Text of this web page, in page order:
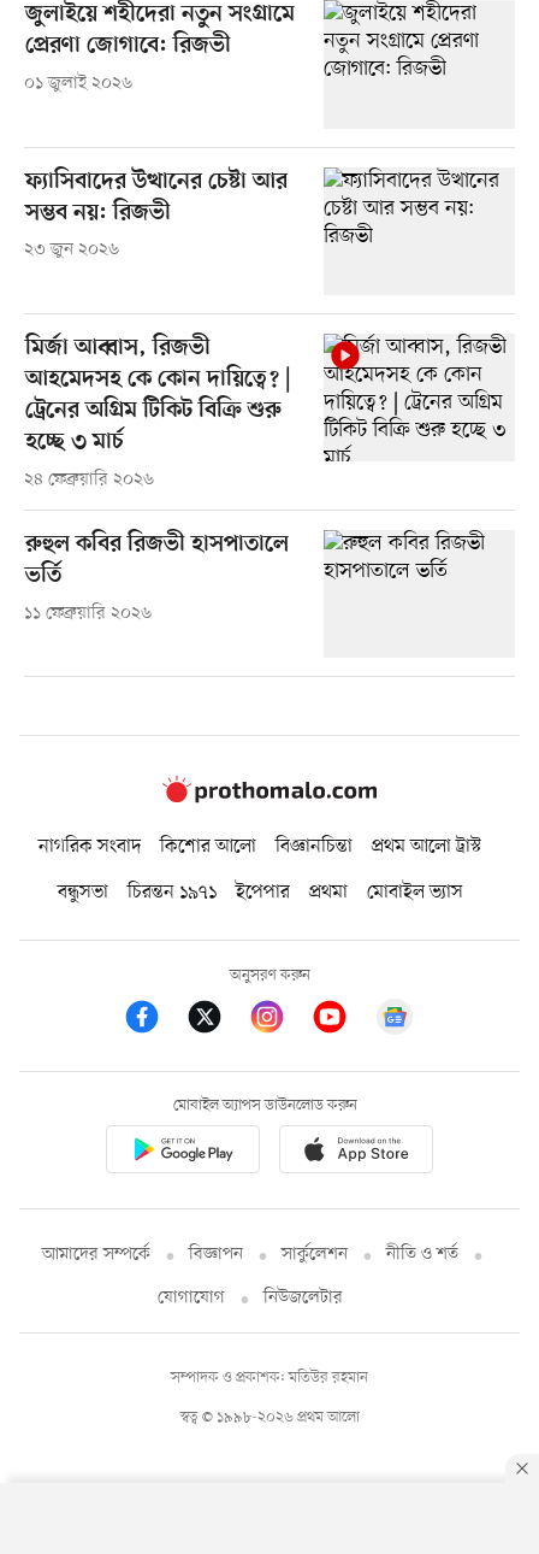
জুলাইয়ে শহীদেরা নতুন সংগ্রামে
প্রেরণা জোগাবে: রিজভী
০১ জুলাই ২০২৬
ফ্যাসিবাদের উত্থানের চেষ্টা আর
সম্ভব নয়: রিজভী
২৩ জুন ২০২৬
মির্জা আব্বাস, রিজভী
আহমেদসহ কে কোন দায়িত্বে? |
ট্রেনের অগ্রিম টিকিট বিক্রি শুরু
হচ্ছে ৩ মার্চ
২৪ ফেব্রুয়ারি ২০২৬
রুহুল কবির রিজভী হাসপাতালে
ভর্তি
১১ ফেব্রুয়ারি ২০২৬
নাগরিক সংবাদ কিশোর আলো বিজ্ঞানচিন্তা
প্রথম আলো ট্রাস্ট
বন্ধুসভা
চিরন্তন ১৯৭১ ইপেপার প্রথমা মোবাইল ভ্যাস
অনুসরণ করুন
মোবাইল অ্যাপস ডাউনলোড করুন
আমাদের সম্পর্কে বিজ্ঞাপন সার্কুলেশন
নীতি ও শর্ত
যোগাযোগ
নিউজলেটার
স্বত্ব © ১৯৯৮-২০২৬ প্রথম আলো
সম্পাদক ও প্রকাশক: মতিউর রহমান